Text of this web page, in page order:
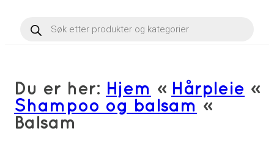
Products
Du er her: Hjem » Hårpleie »
Shampoo og balsam »
Balsam